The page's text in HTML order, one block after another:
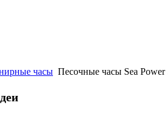
часы Песочные часы Sea Power